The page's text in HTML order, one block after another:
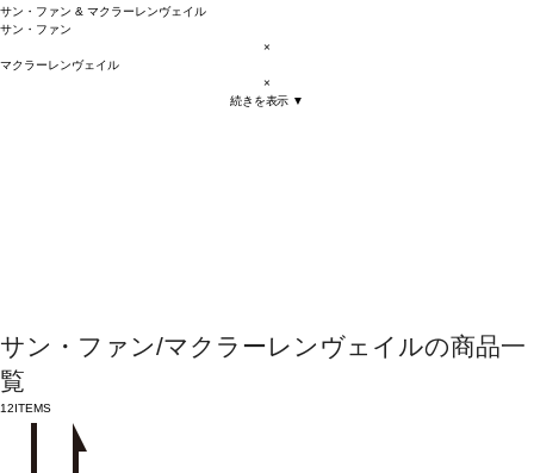
サン・ファン & マクラーレンヴェイル
サン・ファン
×
マクラーレンヴェイル
×
続きを表示 ▼
サン・ファン/マクラーレンヴェイルの商品一
覧
12ITEMS